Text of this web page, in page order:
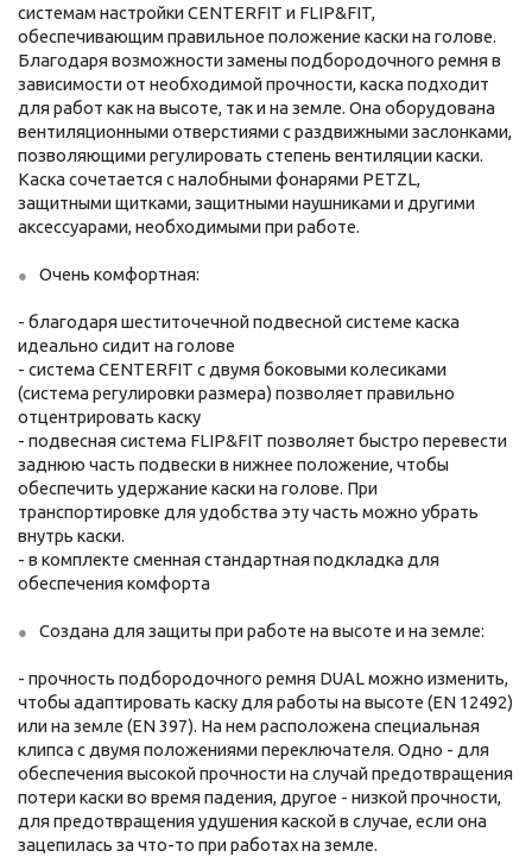
системам настройки CENTERFIT и FLIP&FIT,
обеспечивающим правильное положение каски на голове.
Благодаря возможности замены подбородочного ремня в
зависимости от необходимой прочности, каска подходит
для работ как на высоте, так и на земле. Она оборудована
вентиляционными отверстиями с раздвижными заслонками,
позволяющими регулировать степень вентиляции каски.
Каска сочетается с налобными фонарями PETZL,
защитными щитками, защитными наушниками и другими
аксессуарами, необходимыми при работе.
Очень комфортная:
- благодаря шеститочечной подвесной системе каска
идеально сидит на голове
- система CENTERFIT с двумя боковыми колесиками
(система регулировки размера) позволяет правильно
отцентрировать каску
- подвесная система FLIP&FIT позволяет быстро перевести
заднюю часть подвески в нижнее положение, чтобы
обеспечить удержание каски на голове. При
транспортировке для удобства эту часть можно убрать
внутрь каски.
- в комплекте сменная стандартная подкладка для
обеспечения комфорта
Создана для защиты при работе на высоте и на земле:
- прочность подбородочного ремня DUAL можно изменить,
чтобы адаптировать каску для работы на высоте (EN 12492)
или на земле (EN 397). На нем расположена специальная
клипса с двумя положениями переключателя. Одно - для
обеспечения высокой прочности на случай предотвращения
потери каски во время падения, другое - низкой прочности,
для предотвращения удушения каской в случае, если она
зацепилась за что-то при работах на земле.